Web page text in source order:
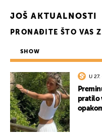
JOŠ AKTUALNOSTI
PRONAĐITE ŠTO VAS
SHOW
U 27.
pratilo